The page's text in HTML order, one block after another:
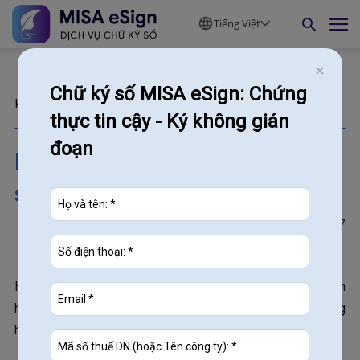
Tiếng Việt
Kiến thức
Hướng dẫn 5 cách sử dụng ký
số phổ biến hiện nay
76887
Hướng dẫn 5cách sử dụng chữ ký sốđể phát hành
hóa đơn, kê khai Thuế, Hải quan,… giúp bạn dễ dàng
hoàn tất các thủ tục một cách nhanh chóng.
Chữ ký số MISA eSign: Chứng
thực tin cậy - Ký không gián
đoạn